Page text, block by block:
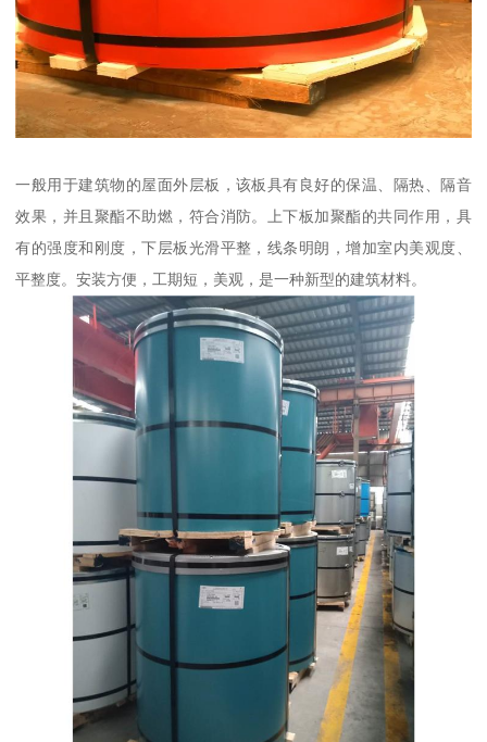
一般用于建筑物的屋面外层板，该板具有良好的保温、隔热、隔音
效果，并且聚酯不助燃，符合消防。上下板加聚酯的共同作用，具
有的强度和刚度，下层板光滑平整，线条明朗，增加室内美观度、
平整度。安装方便，工期短，美观，是一种新型的建筑材料。